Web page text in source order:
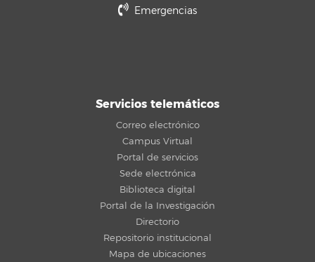
Emergencias
Servicios telemáticos
Correo electrónico
Campus Virtual
Portal de servicios
Sede electrónica
Biblioteca digital
Portal de la Investigación
Directorio
Repositorio institucional
Mapa de ubicaciones